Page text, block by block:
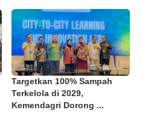
Targetkan 100% Sampah
Terkelola di 2029,
Kemendagri Dorong ...